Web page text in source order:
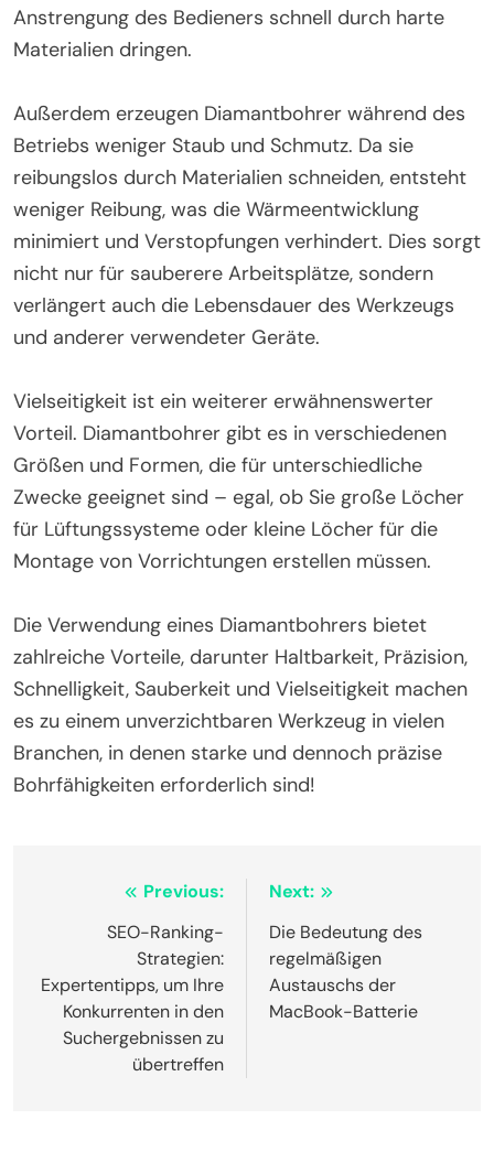
Anstrengung des Bedieners schnell durch harte
Materialien dringen.
Außerdem erzeugen Diamantbohrer während des
Betriebs weniger Staub und Schmutz. Da sie
reibungslos durch Materialien schneiden, entsteht
weniger Reibung, was die Wärmeentwicklung
minimiert und Verstopfungen verhindert. Dies sorgt
nicht nur für sauberere Arbeitsplätze, sondern
verlängert auch die Lebensdauer des Werkzeugs
und anderer verwendeter Geräte.
Vielseitigkeit ist ein weiterer erwähnenswerter
Vorteil. Diamantbohrer gibt es in verschiedenen
Größen und Formen, die für unterschiedliche
Zwecke geeignet sind – egal, ob Sie große Löcher
für Lüftungssysteme oder kleine Löcher für die
Montage von Vorrichtungen erstellen müssen.
Die Verwendung eines Diamantbohrers bietet
zahlreiche Vorteile, darunter Haltbarkeit, Präzision,
Schnelligkeit, Sauberkeit und Vielseitigkeit machen
es zu einem unverzichtbaren Werkzeug in vielen
Branchen, in denen starke und dennoch präzise
Bohrfähigkeiten erforderlich sind!
navigation
Previous:
SEO-Ranking-
Strategien:
Expertentipps, um Ihre
Konkurrenten in den
Suchergebnissen zu
übertreffen
Next:
Die Bedeutung des
regelmäßigen
Austauschs der
MacBook-Batterie